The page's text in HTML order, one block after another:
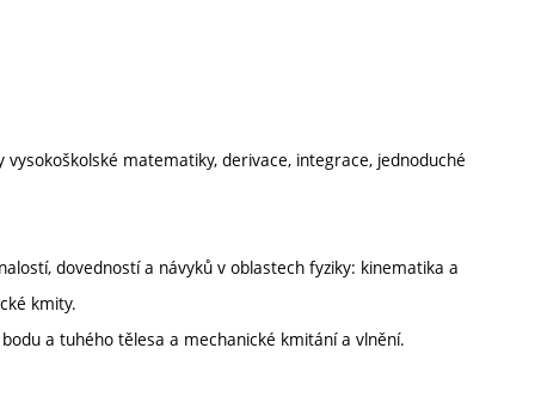
matematiky, derivace, integrace, jednoduché
dovedností a návyků v oblastech fyziky: kinematika a
kmity.
a tuhého tělesa a mechanické kmitání a vlnění.